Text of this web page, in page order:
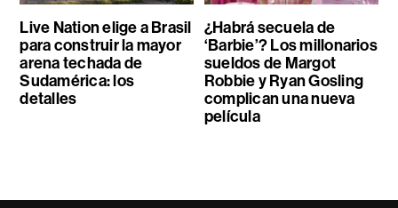
Live Nation elige a Brasil
para construir la mayor
arena techada de
Sudamérica: los
detalles
¿Habrá secuela de
‘Barbie’? Los millonarios
sueldos de Margot
Robbie y Ryan Gosling
complican una nueva
película